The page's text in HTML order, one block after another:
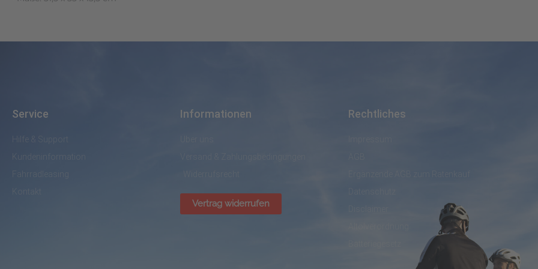
Service
Hilfe & Support
Informationen
Vertrag widerrufen
Rechtliches